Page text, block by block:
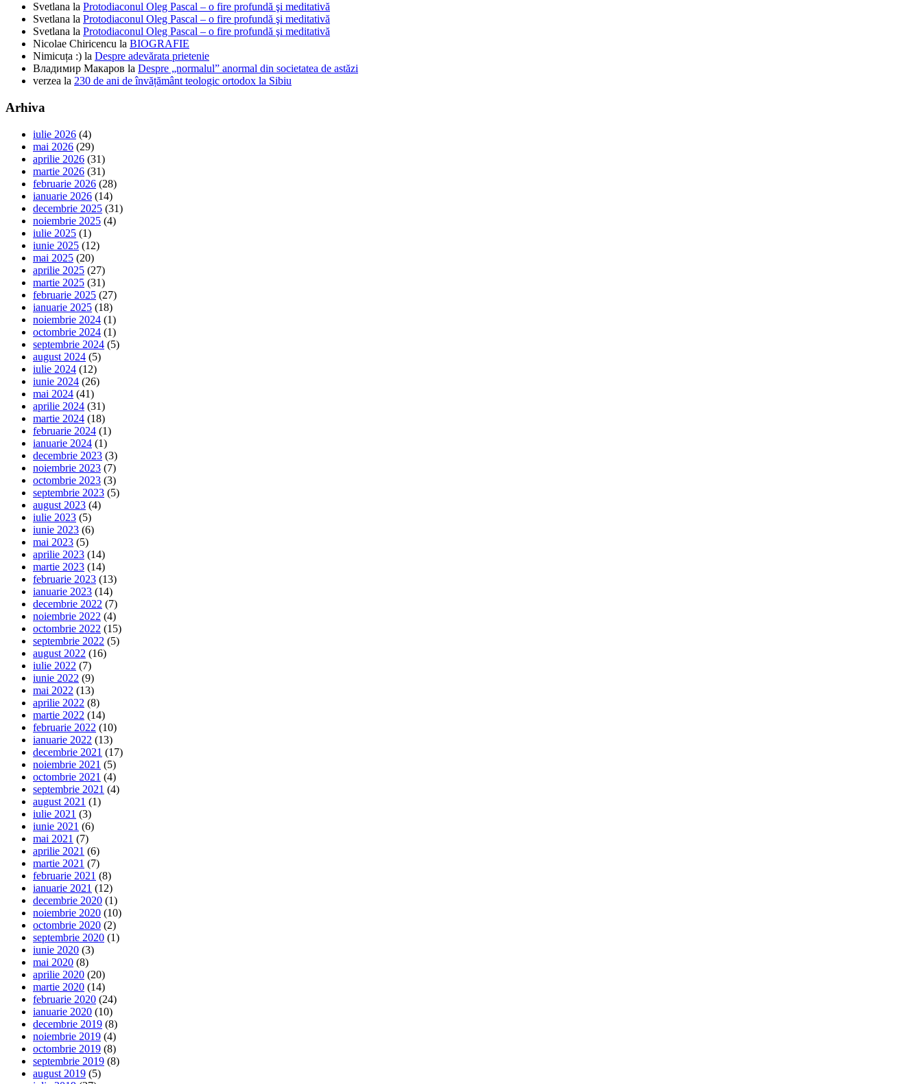
Svetlana la Protodiaconul Oleg Pascal – o fire profundă şi meditativă
Svetlana la Protodiaconul Oleg Pascal – o fire profundă şi meditativă
Svetlana la Protodiaconul Oleg Pascal – o fire profundă şi meditativă
Nicolae Chiricencu la BIOGRAFIE
Nimicuța :) la Despre adevărata prietenie
Владимир Макаров la Despre „normalul” anormal din societatea de astăzi
verzea la 230 de ani de învățământ teologic ortodox la Sibiu
Arhiva
iulie 2026 (4)
mai 2026 (29)
aprilie 2026 (31)
martie 2026 (31)
februarie 2026 (28)
ianuarie 2026 (14)
decembrie 2025 (31)
noiembrie 2025 (4)
iulie 2025 (1)
iunie 2025 (12)
mai 2025 (20)
aprilie 2025 (27)
martie 2025 (31)
februarie 2025 (27)
ianuarie 2025 (18)
noiembrie 2024 (1)
octombrie 2024 (1)
septembrie 2024 (5)
august 2024 (5)
iulie 2024 (12)
iunie 2024 (26)
mai 2024 (41)
aprilie 2024 (31)
martie 2024 (18)
februarie 2024 (1)
ianuarie 2024 (1)
decembrie 2023 (3)
noiembrie 2023 (7)
octombrie 2023 (3)
septembrie 2023 (5)
august 2023 (4)
iulie 2023 (5)
iunie 2023 (6)
mai 2023 (5)
aprilie 2023 (14)
martie 2023 (14)
februarie 2023 (13)
ianuarie 2023 (14)
decembrie 2022 (7)
noiembrie 2022 (4)
octombrie 2022 (15)
septembrie 2022 (5)
august 2022 (16)
iulie 2022 (7)
iunie 2022 (9)
mai 2022 (13)
aprilie 2022 (8)
martie 2022 (14)
februarie 2022 (10)
ianuarie 2022 (13)
decembrie 2021 (17)
noiembrie 2021 (5)
octombrie 2021 (4)
septembrie 2021 (4)
august 2021 (1)
iulie 2021 (3)
iunie 2021 (6)
mai 2021 (7)
aprilie 2021 (6)
martie 2021 (7)
februarie 2021 (8)
ianuarie 2021 (12)
decembrie 2020 (1)
noiembrie 2020 (10)
octombrie 2020 (2)
septembrie 2020 (1)
iunie 2020 (3)
mai 2020 (8)
aprilie 2020 (20)
martie 2020 (14)
februarie 2020 (24)
ianuarie 2020 (10)
decembrie 2019 (8)
noiembrie 2019 (4)
octombrie 2019 (8)
septembrie 2019 (8)
august 2019 (5)